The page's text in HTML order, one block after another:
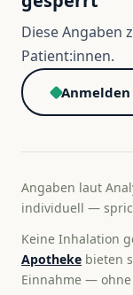
Diese Angaben
Patient:innen.
Anmelden
Angaben laut
individuell —
Keine Inhalation
Apotheke bieten
Einnahme —